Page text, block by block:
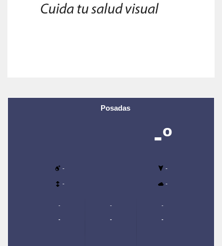
Posadas
-º
- -
- -
-
-
-
-
-
-